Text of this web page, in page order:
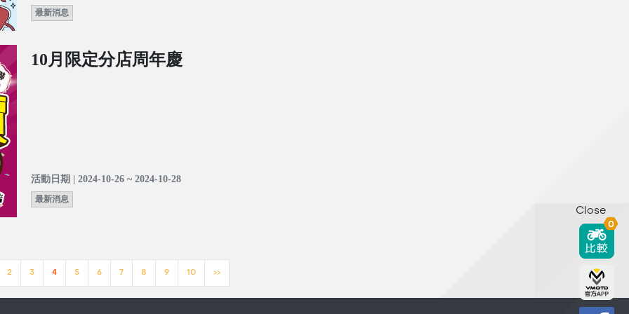
最新消息
10月限定分店周年慶
活動日期 | 2024-10-26 ~ 2024-10-28
最新消息
2 3 4 5 6 7 8 9 10 >>
Close
0